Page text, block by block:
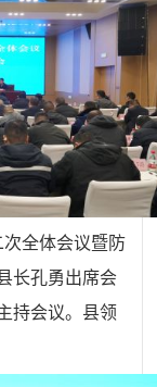
次全体会议暨防
长孔勇出席会
持会议。县领